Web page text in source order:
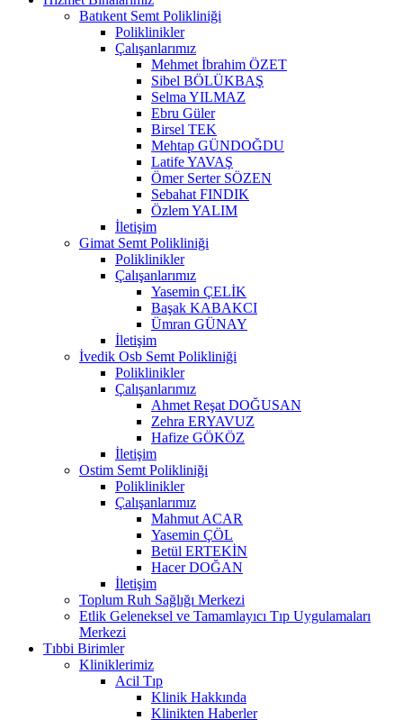
Batıkent Semt Polikliniği
Poliklinikler
Çalışanlarımız
Mehmet İbrahim ÖZET
Sibel BÖLÜKBAŞ
Selma YILMAZ
Ebru Güler
Birsel TEK
Mehtap GÜNDOĞDU
Latife YAVAŞ
Ömer Serter SÖZEN
Sebahat FINDIK
Özlem YALIM
İletişim
Gimat Semt Polikliniği
Poliklinikler
Çalışanlarımız
Yasemin ÇELİK
Başak KABAKCI
Ümran GÜNAY
İletişim
İvedik Osb Semt Polikliniği
Poliklinikler
Çalışanlarımız
Ahmet Reşat DOĞUSAN
Zehra ERYAVUZ
Hafize GÖKÖZ
İletişim
Ostim Semt Polikliniği
Poliklinikler
Çalışanlarımız
Mahmut ACAR
Yasemin ÇÖL
Betül ERTEKİN
Hacer DOĞAN
İletişim
Toplum Ruh Sağlığı Merkezi
Etlik Geleneksel ve Tamamlayıcı Tıp Uygulamaları
Merkezi
Tıbbi Birimler
Kliniklerimiz
Acil Tıp
Klinik Hakkında
Klinikten Haberler